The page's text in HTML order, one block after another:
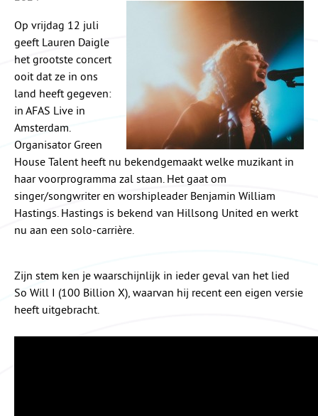
Op vrijdag 12 juli
geeft Lauren Daigle
het grootste concert
ooit dat ze in ons
land heeft gegeven:
in AFAS Live in
Amsterdam.
Organisator Green
House Talent heeft nu bekendgemaakt welke muzikant in
haar voorprogramma zal staan. Het gaat om
singer/songwriter en worshipleader Benjamin William
Hastings. Hastings is bekend van Hillsong United en werkt
nu aan een solo-carrière.
Zijn stem ken je waarschijnlijk in ieder geval van het lied
So Will I (100 Billion X), waarvan hij recent een eigen versie
heeft uitgebracht.